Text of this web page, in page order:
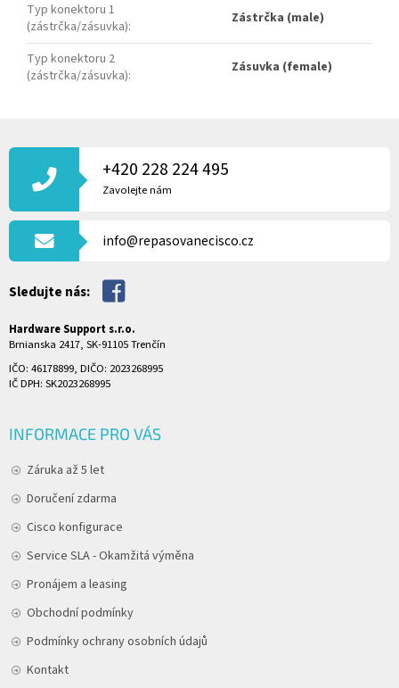
Typ konektoru 1
(zástrčka/zásuvka): Zástrčka (male)
Typ konektoru 2
(zástrčka/zásuvka): Zásuvka (female)
Á
T
+420 228 224 495
Zavolejte nám
info@repasovanecisco.cz
Sledujte nás:
Hardware Support s.r.o.
Brnianska 2417, SK-91105 Trenčín
IČO: 46178899, DIČO: 2023268995
IČ DPH: SK2023268995
INFORMACE PRO VÁS
Záruka až 5 let
Doručení zdarma
Cisco konfigurace
Service SLA - Okamžitá výměna
Pronájem a leasing
Obchodní podmínky
Podmínky ochrany osobních údajů
Kontakt